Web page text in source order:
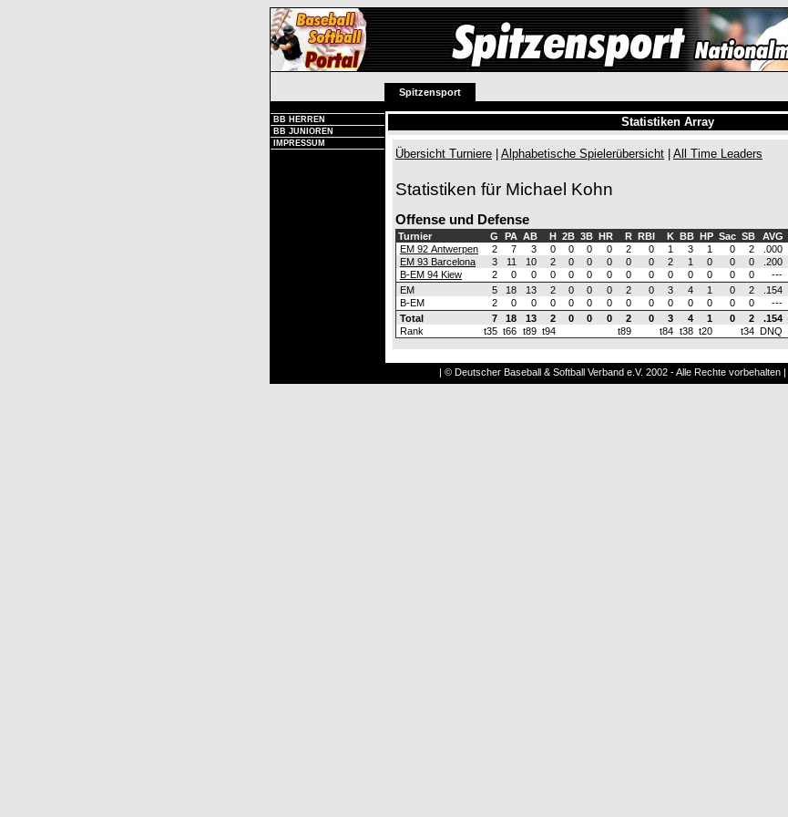
Spitzensport
BB HERREN
BB JUNIOREN
IMPRESSUM
Statistiken Array
Übersicht Turniere Alphabetische Spielerübersicht All Time Leaders
Statistiken für Michael Kohn
Offense und Defense
Turnier G PA AB H 2B 3B HR R RBI K BB HP Sac SB AVG
EM 92 Antwerpen
2 7 3 0 0 0 0 2 0 1 3 1 0 2 .000
EM 93 Barcelona
3 11 10 2 0 0 0 0 0 2 1 0 0 0 .200
B-EM 94 Kiew
2 0 0 0 0 0 0 0 0 0 0 0 0 0 ---
EM
5 18 13 2 0 0 0 2 0 3 4 1 0 2 .154
B-EM
2 0 0 0 0 0 0 0 0 0 0 0 0 0 ---
Total
7 18 13 2 0 0 0 2 0 3 4 1 0 2 .154
Rank
t35 t66 t89 t94 t89 t84 t38 t20 t34 DNQ
| © Deutscher Baseball & Softball Verband e.V. 2002 - Alle Rechte vorbehalten |